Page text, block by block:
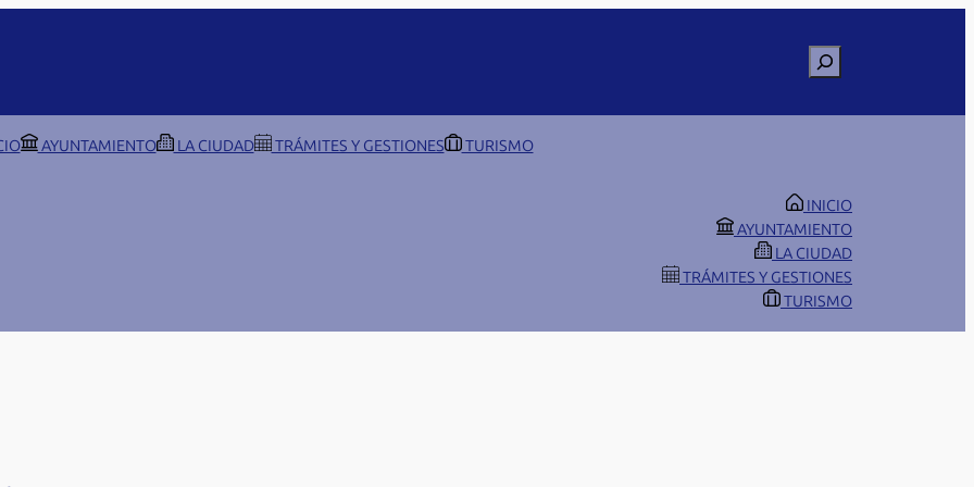
Buscar
AYUNTAMIENTO LA CIUDAD TRÁMITES Y GESTIONES TURISMO
INICIO
AYUNTAMIENTO
LA CIUDAD
TRÁMITES Y GESTIONES
TURISMO